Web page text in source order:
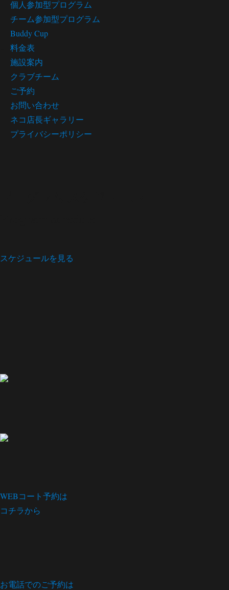
個人参加型プログラム
チーム参加型プログラム
Buddy Cup
料金表
施設案内
クラブチーム
ご予約
お問い合わせ
ネコ店長ギャラリー
プライバシーポリシー
スケジュールを見る
WEBコート予約は
コチラから
お電話でのご予約は